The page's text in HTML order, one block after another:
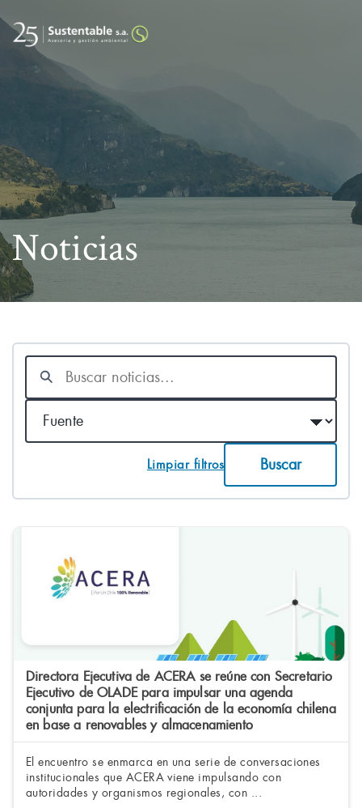
Noticias
Buscar
noticias
Fuente
Limpiar filtros Buscar
Directora Ejecutiva de ACERA se reúne con Secretario
Ejecutivo de OLADE para impulsar una agenda
conjunta para la electrificación de la economía chilena
en base a renovables y almacenamiento
El encuentro se enmarca en una serie de conversaciones
institucionales que ACERA viene impulsando con
autoridades y organismos regionales, con ...